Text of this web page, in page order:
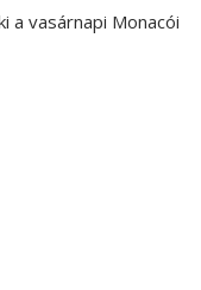
a vasárnapi Monacói